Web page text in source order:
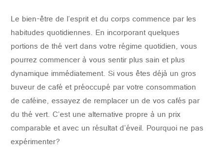
Le bien-être de l'esprit et du corps commence par les
habitudes quotidiennes. En incorporant quelques
portions de thé vert dans votre régime quotidien, vous
pourrez commencer à vous sentir plus sain et plus
dynamique immédiatement.Si vous êtes déjà un gros
buveur de café et préoccupé par votre consommation
de caféine, essayez de remplacer un de vos cafés par
du thé vert.C'est une alternative propre à un prix
comparable et avec un résultat d'éveil. Pourquoi ne pas
expérimenter?